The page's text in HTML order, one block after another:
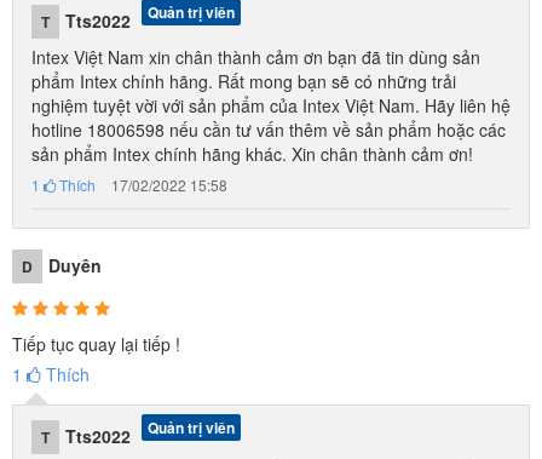
T Tts2022 Quản trị viên
Intex Việt Nam xin chân thành cảm ơn bạn đã tin dùng sản
phẩm Intex chính hãng. Rất mong bạn sẽ có những trải
nghiệm tuyệt vời với sản phẩm của Intex Việt Nam. Hãy liên hệ
hotline 18006598 nếu cần tư vấn thêm về sản phẩm hoặc các
sản phẩm Intex chính hãng khác. Xin chân thành cảm ơn!
1 Thích 17/02/2022 15:58
D Duyên
Tiếp tục quay lại tiếp !
1
Thích
T Tts2022 Quản trị viên